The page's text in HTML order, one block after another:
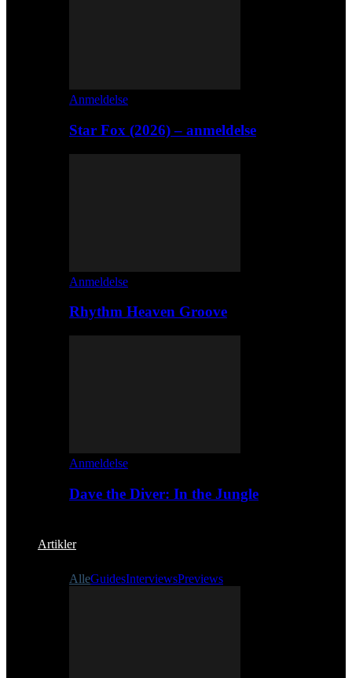
Anmeldelse
Star Fox (2026) – anmeldelse
Anmeldelse
Rhythm Heaven Groove
Anmeldelse
Dave the Diver: In the Jungle
Artikler
AlleGuidesInterviewsPreviews